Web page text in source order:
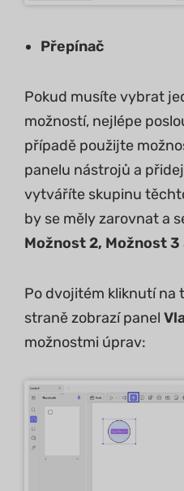
Přepínač
Pokud musíte vybrat
možností, nejlépe
případě použijte
panelu nástrojů a
vytváříte skupinu
by se měly zarovnat a
Možnost 2, Možnost 3
Po dvojitém kliknutí na
straně zobrazí panel
možnostmi úprav: